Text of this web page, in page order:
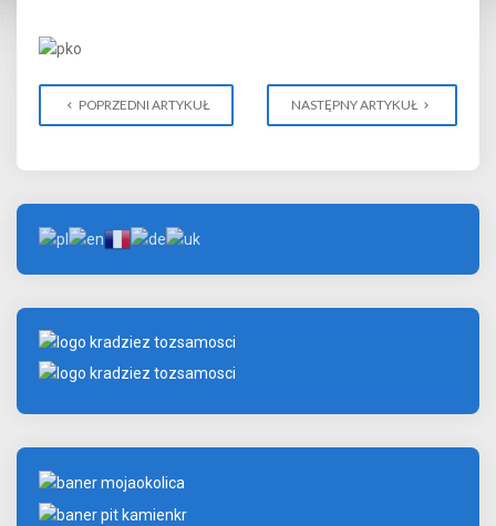
POPRZEDNI ARTYKUŁ NASTĘPNY ARTYKUŁ